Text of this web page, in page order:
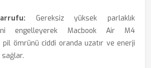
Gereksiz yüksek parlaklık
engelleyerek Macbook Air M4
pil ömrünü ciddi oranda uzatır ve enerji